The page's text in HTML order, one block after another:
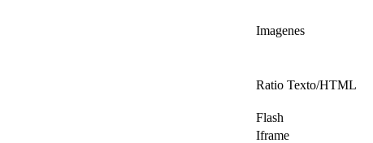
Imagenes
Ratio Texto/HTML
Flash
Iframe